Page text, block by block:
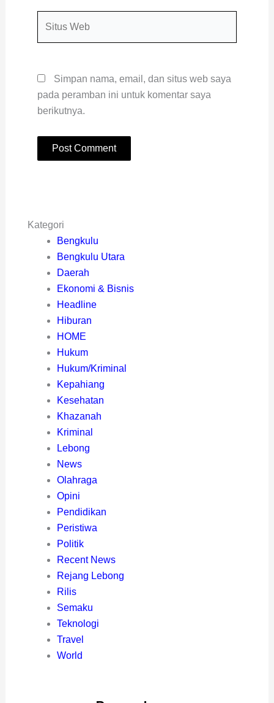
Simpan nama, email, dan situs web saya
pada peramban ini untuk komentar saya
berikutnya.
Kategori
Bengkulu
Bengkulu Utara
Daerah
Ekonomi & Bisnis
Headline
Hiburan
HOME
Hukum
Hukum/Kriminal
Kepahiang
Kesehatan
Khazanah
Kriminal
Lebong
News
Olahraga
Opini
Pendidikan
Peristiwa
Politik
Recent News
Rejang Lebong
Rilis
Semaku
Teknologi
Travel
World